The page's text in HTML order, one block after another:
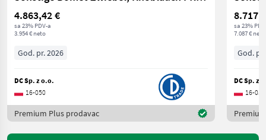
4.863,42 €
sa 23% PDV-a
3.954 € neto
God. pr. 2026
DC Sp. z o.o.
16-050
Premium Plus prodavac
sa 23%
7.087 € neto
God.
DC Sp. z
16-050